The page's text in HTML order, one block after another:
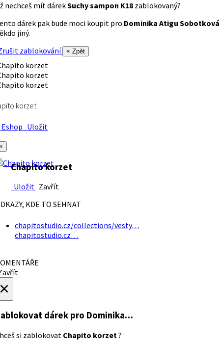
nechceš mít dárekSuchy sampon K18 zablokovaný?
dárek pak bude moci koupit pro Dominika Atigu Sobotková
jiný.
zablokování
× Zpět
korzet
Uložit
Chapito korzet
Uložit Zavřít
KDE TO SEHNAT
chapitostudio.cz/collections/vesty…
chapitostudio.cz…
dárek pro Dominika…
si zablokovat Chapito korzet?